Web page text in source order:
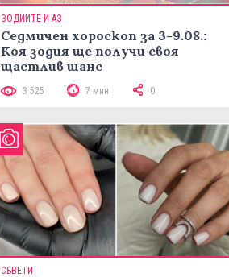
ЗОДИИТЕ И АЗ
Седмичен хороскоп за 3-9.08.:
Коя зодия ще получи своя
щастлив шанс
3 525 7 мин 0
СЪВЕТИ